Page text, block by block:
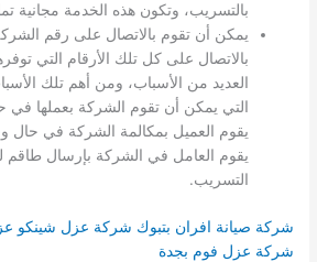
بالتسريب، وتكون هذه الخدمة مجانية
يمكن أن تقوم بالاتصال على رقم
بالاتصال على كل تلك الأرقام التي
العديد من الأسباب، ومن أهم تلك
التي يمكن أن تقوم الشركة بعملها في
يقوم العميل بمكالمة الشركة في
يقوم العامل في الشركة بإرسال طاقم
التسريب.
شركة صيانة افران بتبوك شركة عزل شينكو
شركة عزل فوم بجدة